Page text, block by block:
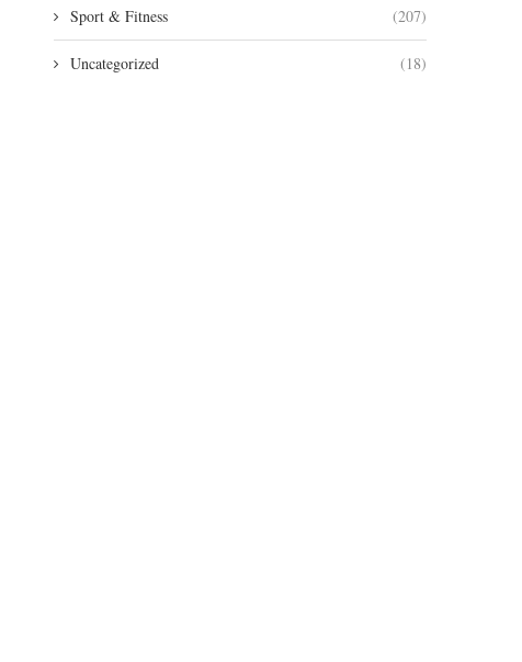
Sport & Fitness (207)
Uncategorized (18)